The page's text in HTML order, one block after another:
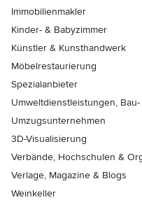
Immobilienmakler
Kinder- & Babyzimmer
Künstler & Kunsthandwerk
Möbelrestaurierung
Spezialanbieter
Umweltdienstleistungen,
Umzugsunternehmen
3D-Visualisierung
Verbände, Hochschulen &
Verlage, Magazine & Blogs
Weinkeller